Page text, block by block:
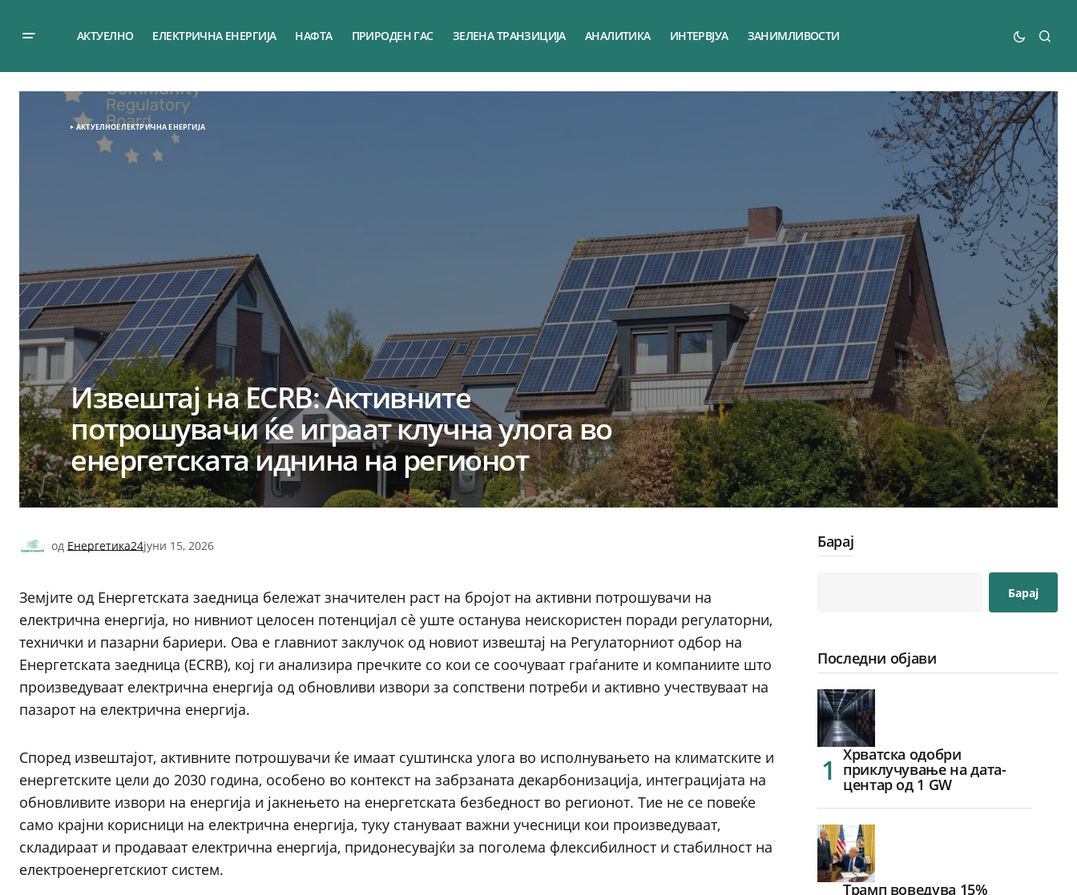
АКТУЕЛНО ЕЛЕКТРИЧНА ЕНЕРГИЈА НАФТА ПРИРОДЕН ГАС ЗЕЛЕНА ТРАНЗИЦИЈА АНАЛИТИКА ИНТЕРВЈУА ЗАНИМЛИВОСТИ
АКТУЕЛНОЕЛЕКТРИЧНА ЕНЕРГИЈА
Извештај на ECRB: Активните
потрошувачи ќе играат клучна улога во
енергетската иднина на регионот
од Енергетика24јуни 15, 2026
Земјите од Енергетската заедница бележат значителен раст на бројот на активни потрошувачи на
електрична енергија, но нивниот целосен потенцијал сè уште останува неискористен поради регулаторни,
технички и пазарни бариери. Ова е главниот заклучок од новиот извештај на Регулаторниот одбор на
Енергетската заедница (ECRB), кој ги анализира пречките со кои се соочуваат граѓаните и компаниите што
произведуваат електрична енергија од обновливи извори за сопствени потреби и активно учествуваат на
пазарот на електрична енергија.
Според извештајот, активните потрошувачи ќе имаат суштинска улога во исполнувањето на климатските и
енергетските цели до 2030 година, особено во контекст на забрзаната декарбонизација, интеграцијата на
обновливите извори на енергија и јакнењето на енергетската безбедност во регионот. Тие не се повеќе
само крајни корисници на електрична енергија, туку стануваат важни учесници кои произведуваат,
складираат и продаваат електрична енергија, придонесувајќи за поголема флексибилност и стабилност на
електроенергетскиот систем.
Барај
Барај
Последни објави
Хрватска одобри
приклучување на дата-
центар од 1 GW
Трамп воведува 15%